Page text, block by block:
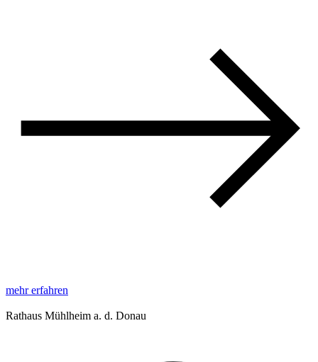
mehr erfahren
Rathaus Mühlheim a. d. Donau